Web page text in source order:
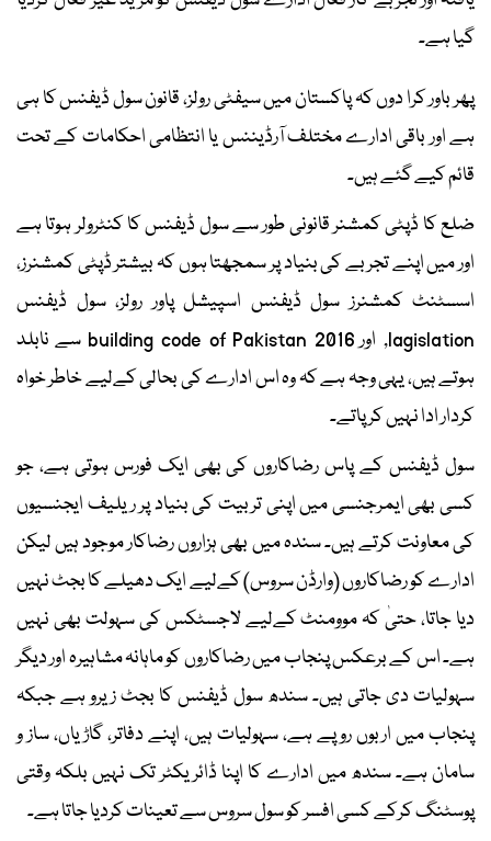
گیا ہے۔
پھر باور کرا دوں کہ پاکستان میں سیفٹی رولز، قانون سول ڈیفنس کا ہی
ہے اور باقی ادارے مختلف آرڈیننس یا انتظامی احکامات کے تحت
قائم کیے گئے ہیں۔
ضلع کا ڈپٹی کمشنر قانونی طور سے سول ڈیفنس کا کنٹرولر ہوتا ہے
اور میں اپنے تجربے کی بنیاد پر سمجھتا ہوں کہ بیشتر ڈپٹی کمشنرز،
اسسٹنٹ کمشنرز سول ڈیفنس اسپیشل پاور رولز، سول ڈیفنس
lagislation, اور building code of Pakistan 2016 سے نابلد
ہوتے ہیں، یہی وجہ ہے کہ وہ اس ادارے کی بحالی کےلیے خاطر خواہ
کردار ادا نہیں کر پاتے۔
سول ڈیفنس کے پاس رضاکاروں کی بھی ایک فورس ہوتی ہے، جو
کسی بھی ایمرجنسی میں اپنی تربیت کی بنیاد پر ریلیف ایجنسیوں
کی معاونت کرتے ہیں۔ سندہ میں بھی ہزاروں رضاکار موجود ہیں لیکن
ادارے کو رضاکاروں (وارڈن سروس) کےلیے ایک دھیلے کا بجٹ نہیں
دیا جاتا، حتیٰ کہ موومنٹ کےلیے لاجسٹکس کی سہولت بھی نہیں
ہے۔ اس کے برعکس پنجاب میں رضاکاروں کو ماہانہ مشاہیرہ اور دیگر
سہولیات دی جاتی ہیں۔ سندھ سول ڈیفنس کا بجٹ زیرو ہے جبکہ
پنجاب میں اربوں روپے ہے، سہولیات ہیں، اپنے دفاتر، گاڑیاں، ساز و
سامان ہے۔ سندھ میں ادارے کا اپنا ڈائریکٹر تک نہیں بلکہ وقتی
پوسٹنگ کرکے کسی افسر کو سول سروس سے تعینات کردیا جاتا ہے۔